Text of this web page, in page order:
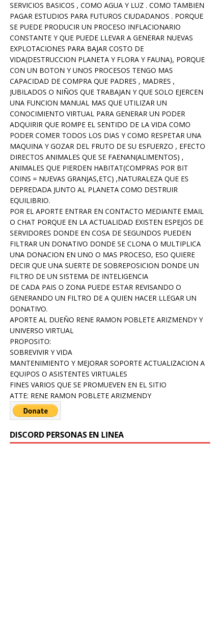
SERVICIOS BASICOS , COMO AGUA Y LUZ . COMO TAMBIEN
PAGAR ESTUDIOS PARA FUTUROS CIUDADANOS . PORQUE
SE PUEDE PRODUCIR UN PROCESO INFLACIONARIO
CONSTANTE Y QUE PUEDE LLEVAR A GENERAR NUEVAS
EXPLOTACIONES PARA BAJAR COSTO DE
VIDA(DESTRUCCION PLANETA Y FLORA Y FAUNA), PORQUE
CON UN BOTON Y UNOS PROCESOS TENGO MAS
CAPACIDAD DE COMPRA QUE PADRES , MADRES ,
JUBILADOS O NIÑOS QUE TRABAJAN Y QUE SOLO EJERCEN
UNA FUNCION MANUAL MAS QUE UTILIZAR UN
CONOCIMIENTO VIRTUAL PARA GENERAR UN PODER
ADQUIRIR QUE ROMPE EL SENTIDO DE LA VIDA COMO
PODER COMER TODOS LOS DIAS Y COMO RESPETAR UNA
MAQUINA Y GOZAR DEL FRUTO DE SU ESFUERZO , EFECTO
DIRECTOS ANIMALES QUE SE FAENAN(ALIMENTOS) ,
ANIMALES QUE PIERDEN HABITAT(COMPRAS POR BIT
COINS = NUEVAS GRANJAS,ETC) ,NATURALEZA QUE ES
DEPREDADA JUNTO AL PLANETA COMO DESTRUIR
EQUILIBRIO.
POR EL APORTE ENTRAR EN CONTACTO MEDIANTE EMAIL
O CHAT PORQUE EN LA ACTUALIDAD EXISTEN ESPEJOS DE
SERVIDORES DONDE EN COSA DE SEGUNDOS PUEDEN
FILTRAR UN DONATIVO DONDE SE CLONA O MULTIPLICA
UNA DONACION EN UNO O MAS PROCESO, ESO QUIERE
DECIR QUE UNA SUERTE DE SOBREPOSICION DONDE UN
FILTRO DE UN SISTEMA DE INTELIGENCIA
DE CADA PAIS O ZONA PUEDE ESTAR REVISANDO O
GENERANDO UN FILTRO DE A QUIEN HACER LLEGAR UN
DONATIVO.
APORTE AL DUEÑO RENE RAMON POBLETE ARIZMENDY Y
UNIVERSO VIRTUAL
PROPOSITO:
SOBREVIVIR Y VIDA
MANTENIMIENTO Y MEJORAR SOPORTE ACTUALIZACION A
EQUIPOS O ASISTENTES VIRTUALES
FINES VARIOS QUE SE PROMUEVEN EN EL SITIO
ATTE: RENE RAMON POBLETE ARIZMENDY
DISCORD PERSONAS EN LINEA